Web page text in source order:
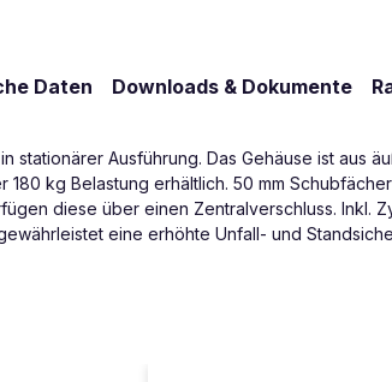
Daten Downloads & Dokumente
stationärer Ausführung. Das Gehäuse ist
180 kg Belastung erhältlich. 50 mm
diese über einen Zentralverschluss. Inkl.
eine erhöhte Unfall- und